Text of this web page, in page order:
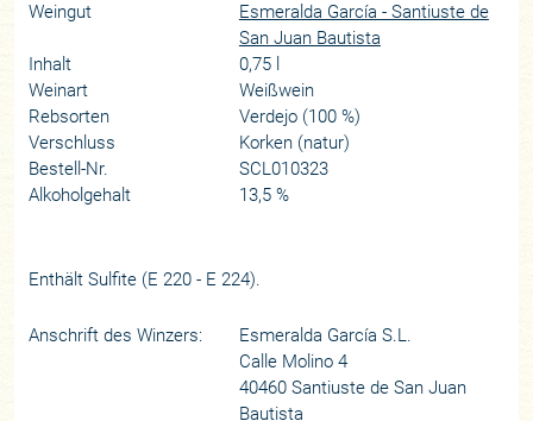
Weingut
Esmeralda García - Santiuste de
San Juan Bautista
Inhalt
0,75 l
Weinart
Weißwein
Rebsorten
Verdejo (100 %)
Verschluss
Korken (natur)
Bestell-Nr.
SCL010323
Alkoholgehalt
13,5 %
Enthält Sulfite (E 220 - E 224).
Anschrift des Winzers:
Esmeralda García S.L.
Calle Molino 4
40460 Santiuste de San Juan
Bautista